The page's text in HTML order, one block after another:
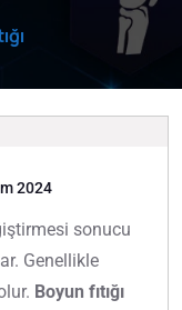
2024
sonucu
Genellikle
Boyun fıtığı